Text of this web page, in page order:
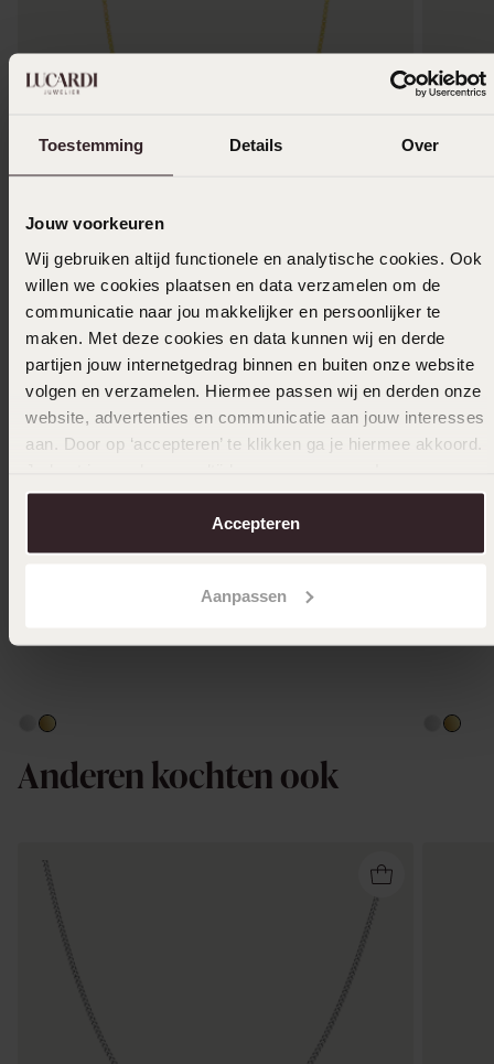
Toestemming Details Over
Jouw voorkeuren
Wij gebruiken altijd functionele en analytische cookies. Ook
willen we cookies plaatsen en data verzamelen om de
communicatie naar jou makkelijker en persoonlijker te
maken. Met deze cookies en data kunnen wij en derde
partijen jouw internetgedrag binnen en buiten onze website
volgen en verzamelen. Hiermee passen wij en derden onze
website, advertenties en communicatie aan jouw interesses
aan. Door op ‘accepteren’ te klikken ga je hiermee akkoord.
over in onscookiebeleid.
Accepteren
Aanpassen
Gerecycled goldplated ketting met
venetiaanse schakel
3499
Duurzamer
3999
Anderen kochten ook